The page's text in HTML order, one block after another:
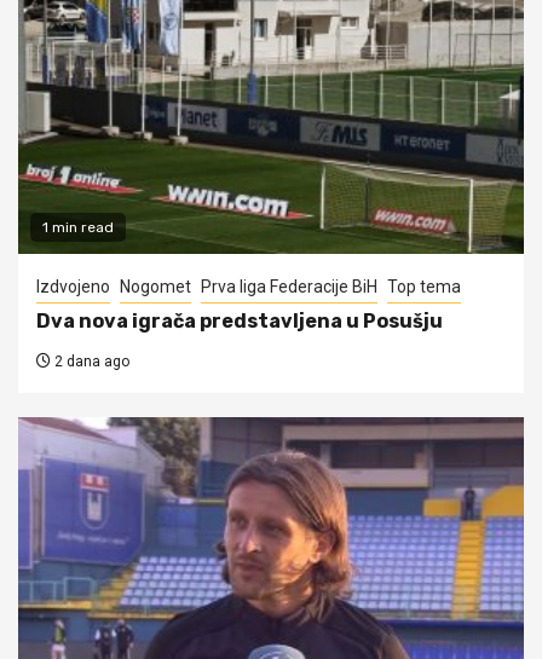
1 min read
Izdvojeno Nogomet Prva liga Federacije BiH Top tema
Dva nova igrača predstavljena u Posušju
2 dana ago